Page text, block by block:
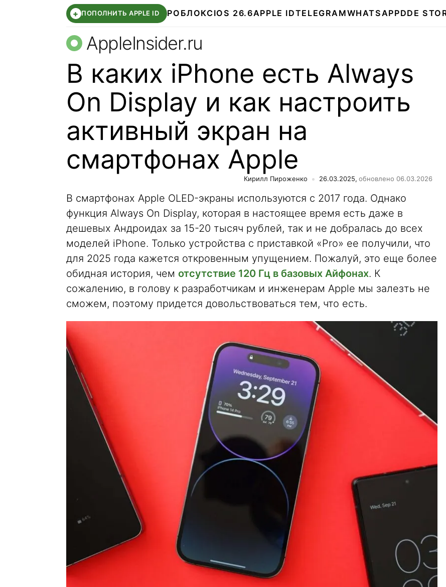
+ ПОПОЛНИТЬ APPLE ID РОБЛОКС IOS 26.6APPLE IDTELEGRAMWHATSAPPDDE
AppleInsider.ru
В каких iPhone есть Always
On Display и как настроить
активный экран на
смартфонах Apple
Кирилл Пироженко 26.03.2025, обновлено 06.03.2026
В смартфонах Apple OLED-экраны используются с 2017 года. Однако
функция Always On Display, которая в настоящее время есть даже в
дешевых Андроидах за 15-20 тысяч рублей, так и не добралась до всех
моделей iPhone. Только устройства с приставкой «Pro» ее получили, что
для 2025 года кажется откровенным упущением. Пожалуй, это еще более
обидная история, чем отсутствие 120 Гц в базовых Айфонах. К
сожалению, в голову к разработчикам и инженерам Apple мы залезть не
сможем, поэтому придется довольствоваться тем, что есть.